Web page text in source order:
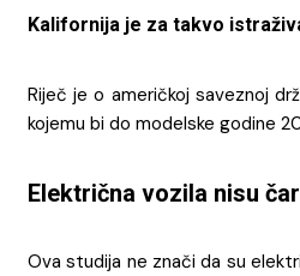
Kalifornija je za takvo
Riječ je o američkoj saveznoj
kojemu bi do modelske godine
Električna vozila nisu
Ova studija ne znači da su